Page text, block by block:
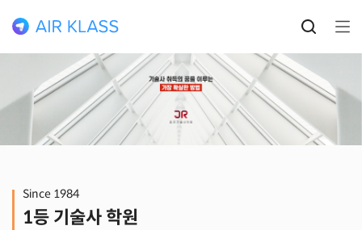
Since 1984
1등 기술사 학원